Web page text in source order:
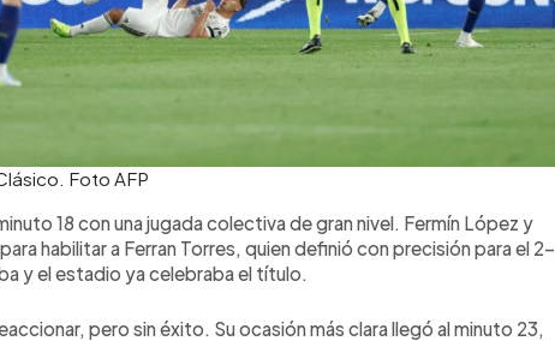
Foto AFP
18 con una jugada colectiva de gran nivel. Fermín López y
habilitar a Ferran Torres, quien definió con precisión para el 2-
y el estadio ya celebraba el título.
pero sin éxito. Su ocasión más clara llegó al minuto 23,